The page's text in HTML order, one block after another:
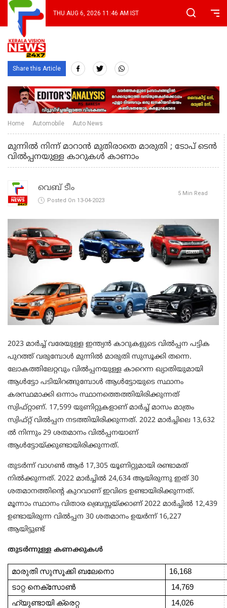
THU AUG 6, 2026 11:46 AM IST
Share this Article
Home Automobile Auto News
മുന്നില്‍ നിന്ന് മാറാന്‍ മുതിരാതെ മാരുതി ; ടോപ് ടെന്‍
വിൽപ്പനയുള്ള കാറുകള്‍ കാണാം
വെബ് ടീം
Posted On 13-04-2023
5 Min Read
2023 മാര്‍ച്ച് വരേയുള്ള ഇന്ത്യന്‍ കാറുകളുടെ വില്‍പ്പന പട്ടിക
പുറത്ത് വരുമ്പോള്‍ മുന്നില്‍ മാരുതി സുസൂക്കി തന്നെ.
ലോകത്തിലേറ്റവും വില്‍പ്പനയുള്ള കാറെന്ന ഖ്യാതിയുമായി
ആള്‍ട്ടോ പടിയിറങ്ങുമ്പോള്‍ ആള്‍ട്ടോയുടെ സ്ഥാനം
കരസ്ഥമാക്കി ഒന്നാം സ്ഥാനത്തെത്തിയിരിക്കുന്നത്
സ്വിഫ്റ്റാണ്. 17,599 യുണിറ്റുകളാണ് മാര്‍ച്ച് മാസം മാത്രം
സ്വിഫ്റ്റ് വില്‍പ്പന നടത്തിയിരിക്കുന്നത്. 2022 മാര്‍ച്ചിലെ 13,632
ല്‍ നിന്നും 29 ശതമാനം വില്‍പ്പനയാണ്
ആള്‍ട്ടോയ്ക്കുണ്ടായിരിക്കുന്നത്.
തുടര്‍ന്ന് വാഗണ്‍ ആര്‍ 17,305 യൂണിറ്റുമായി രണ്ടാമത്
നില്‍ക്കുന്നത്. 2022 മാര്‍ച്ചില്‍ 24,634 ആയിരുന്നു ഇത് 30
ശതമാനത്തിന്റെ കുറവാണ് ഇവിടെ ഉണ്ടായിരിക്കുന്നത്.
മൂന്നാം സ്ഥാനം വിതാര ബ്രെസ്സയ്ക്കാണ് 2022 മാര്‍ച്ചില്‍ 12,439
ഉണ്ടായിരുന്ന വില്‍പ്പന 30 ശതമാനം ഉയര്‍ന്ന് 16,227
ആയിട്ടുണ്ട്
തുടര്‍ന്നുള്ള കണക്കുകൾ
മാരുതി സുസൂക്കി ബലേനൊ
16,168
ടാറ്റ നെക്‌സോണ്‍
14,769
ഹ്യുണ്ടായി ക്രെറ്റ
14,026